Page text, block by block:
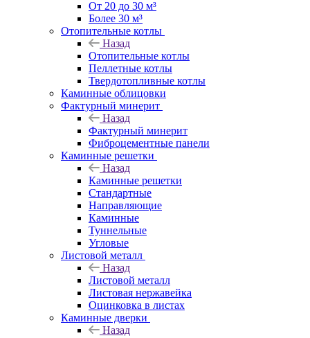
От 20 до 30 м³
Более 30 м³
Отопительные котлы
Назад
Отопительные котлы
Пеллетные котлы
Твердотопливные котлы
Каминные облицовки
Фактурный минерит
Назад
Фактурный минерит
Фиброцементные панели
Каминные решетки
Назад
Каминные решетки
Стандартные
Направляющие
Каминные
Туннельные
Угловые
Листовой металл
Назад
Листовой металл
Листовая нержавейка
Оцинковка в листах
Каминные дверки
Назад